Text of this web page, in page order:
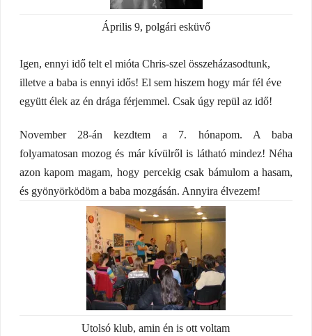
Április 9, polgári esküvő
Igen, ennyi idő telt el mióta Chris-szel összeházasodtunk,
illetve a baba is ennyi idős! El sem hiszem hogy már fél éve
együtt élek az én drága férjemmel. Csak úgy repül az idő!
November 28-án kezdtem a 7. hónapom. A baba
folyamatosan mozog és már kívülről is látható mindez! Néha
azon kapom magam, hogy percekig csak bámulom a hasam,
és gyönyörködöm a baba mozgásán. Annyira élvezem!
Utolsó klub, amin én is ott voltam